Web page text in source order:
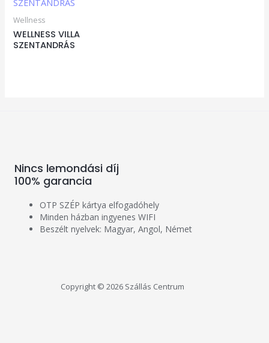
Wellness
WELLNESS VILLA
SZENTANDRÁS
Nincs lemondási díj
100% garancia
OTP SZÉP kártya elfogadóhely
Minden házban ingyenes WIFI
Beszélt nyelvek: Magyar, Angol, Német
Copyright © 2026 Szállás Centrum